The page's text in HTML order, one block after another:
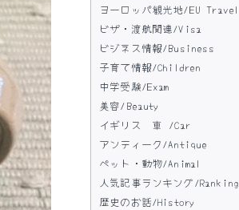
ヨーロッパ観光地/EU Travel
ビザ・渡航関連/Visa
ビジネス情報/Business
子育て情報/Children
中学受験/Exam
美容/Beauty
イギリス 車 /Car
アンティーク/Antique
ペット・動物/Animal
人気記事ランキング/Ranking
歴史のお話/History